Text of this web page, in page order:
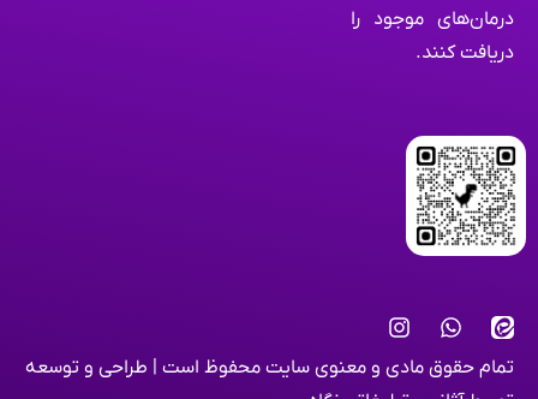
درمان‌های موجود را
دریافت کنند.
تمام حقوق مادی و معنوی سایت محفوظ است | طراحی و توسعه